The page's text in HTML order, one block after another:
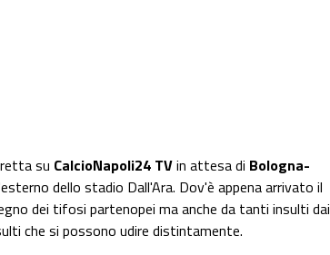
su CalcioNapoli24 TVin attesa di Bologna-
dello stadio Dall'Ara. Dov'è appena arrivato il
dei tifosi partenopei ma anche da tanti insulti dai
che si possono udire distintamente.